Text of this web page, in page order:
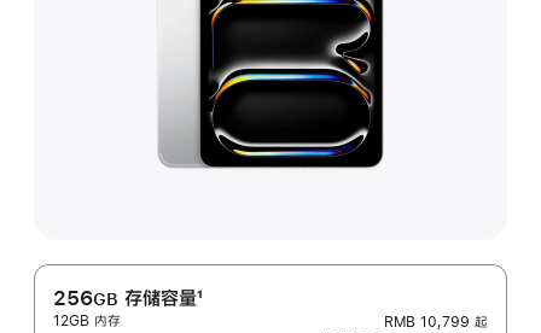
256GB 存储容量
脚
1
12GB 内存
RMB 10,799 起